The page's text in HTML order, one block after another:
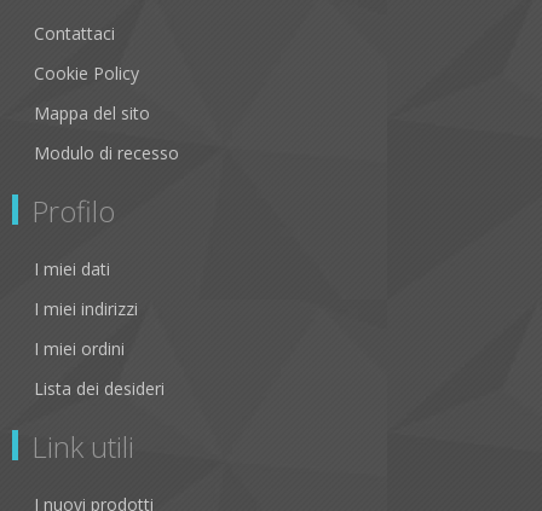
Contattaci
Cookie Policy
Mappa del sito
Modulo di recesso
Profilo
I miei dati
I miei indirizzi
I miei ordini
Lista dei desideri
Link utili
I nuovi prodotti